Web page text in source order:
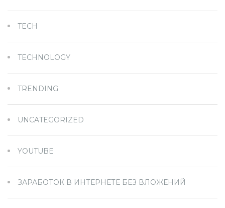
TECH
TECHNOLOGY
TRENDING
UNCATEGORIZED
YOUTUBE
ЗАРАБОТОК В ИНТЕРНЕТЕ БЕЗ ВЛОЖЕНИЙ